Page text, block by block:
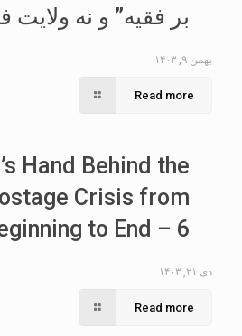
بر فقیه” و نه ولایت
بهمن ۹, ۱۴۰۳
Read more
Hand Behind the
Crisis from
to End – 6
دی ۲۱, ۱۴۰۳
Read more